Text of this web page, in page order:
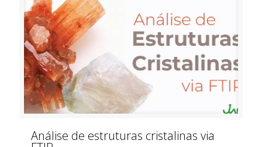
Análise de estruturas cristalinas via